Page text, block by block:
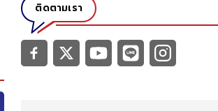
ติดตามเรา